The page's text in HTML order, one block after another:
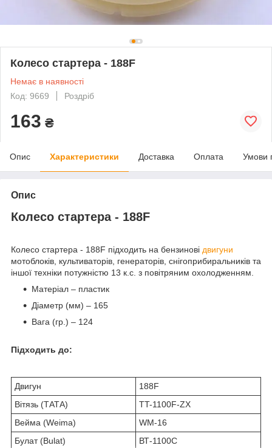
Колесо стартера - 188F
Немає в наявності
Код: 9669
Роздріб
163 ₴
Опис Характеристики Доставка Оплата Умови
Опис
Колесо стартера - 188F
Колесо стартера - 188F підходить на бензинові двигуни
мотоблоків, культиваторів, генераторів, снігоприбиральників та
іншої техніки потужністю 13 к.с. з повітряним охолодженням.
Матеріал – пластик
Діаметр (мм) – 165
Вага (гр.) – 124
Підходить до:
Двигун
188F
Вітязь (ТАТА)
TT-1100F-ZX
Вейма (Weima)
WM-16
Булат (Bulat)
ВТ-1100С